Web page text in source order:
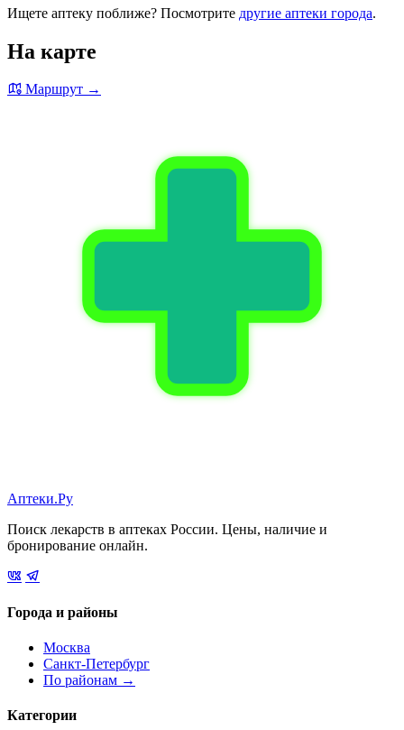
Ищете аптеку поближе? Посмотрите другие аптеки города.
На карте
Маршрут →
Аптеки.Ру
Поиск лекарств в аптеках России. Цены, наличие и
бронирование онлайн.
Города и районы
Москва
Санкт-Петербург
По районам →
Категории